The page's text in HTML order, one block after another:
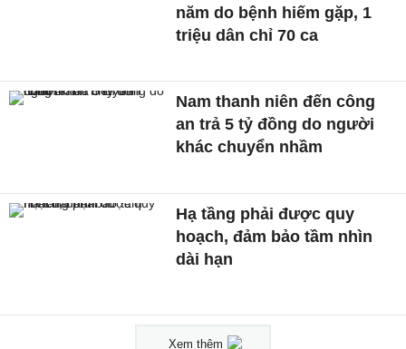
năm do bệnh hiếm gặp, 1
triệu dân chỉ 70 ca
Nam thanh niên đến công
an trả 5 tỷ đồng do người
khác chuyển nhầm
Hạ tầng phải được quy
hoạch, đảm bảo tầm nhìn
dài hạn
Xem thêm